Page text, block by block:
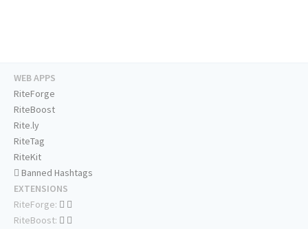
WEB APPS
RiteForge
RiteBoost
Rite.ly
RiteTag
RiteKit
Banned Hashtags
EXTENSIONS
RiteForge:
RiteBoost: